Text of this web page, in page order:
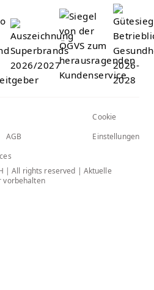
AGB
Cookie
Einstellungen
| All rights reserved | Aktuelle
vorbehalten